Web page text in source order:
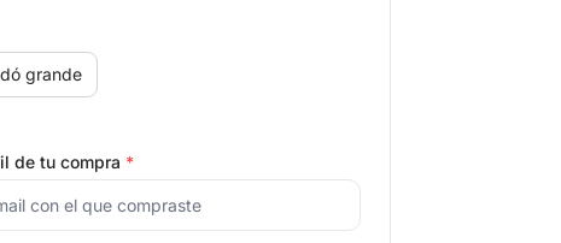
grande
de tu compra *